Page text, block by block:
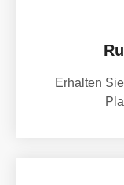
Erhalten